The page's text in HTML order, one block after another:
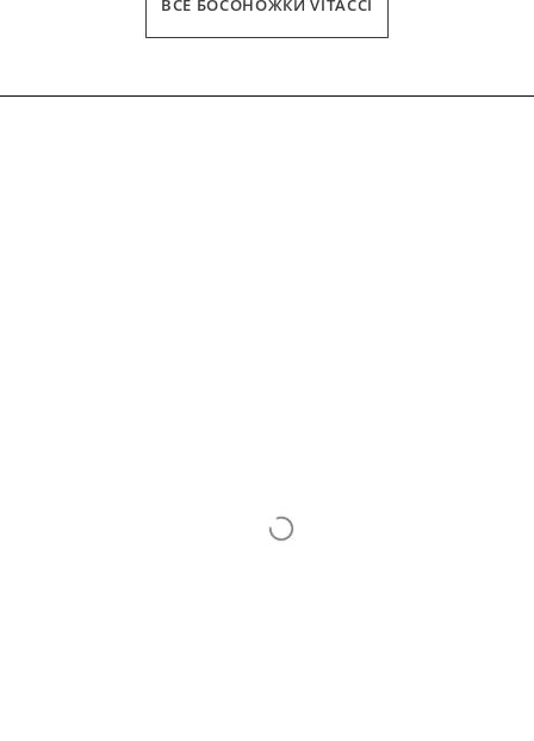
ВСЕ БОСОНОЖКИ VITACCI